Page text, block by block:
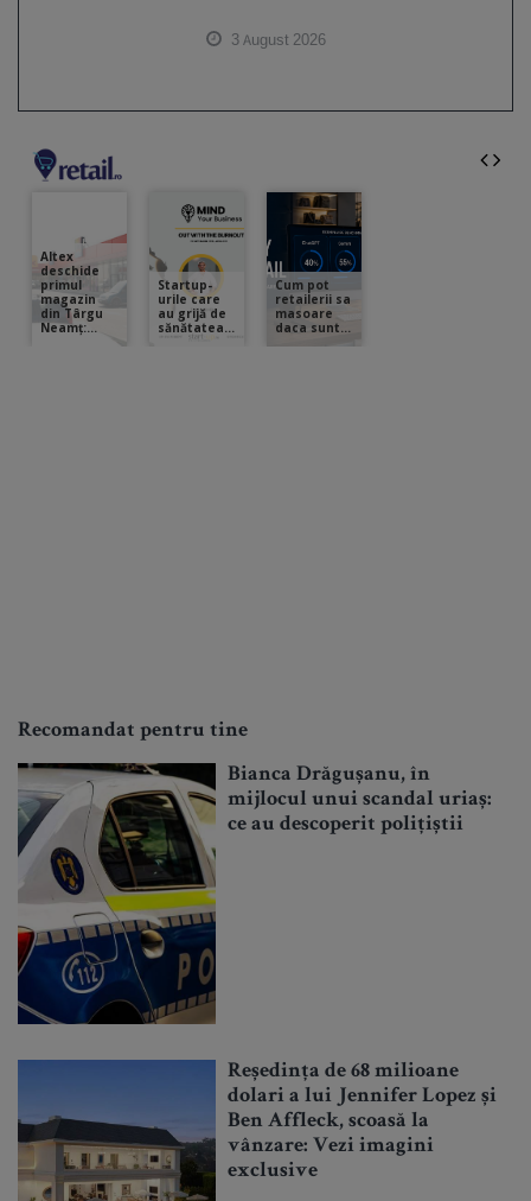
3 August 2026
Recomandat pentru tine
Bianca Drăgușanu, în
mijlocul unui scandal uriaș:
ce au descoperit polițiștii
Reședința de 68 milioane
dolari a lui Jennifer Lopez și
Ben Affleck, scoasă la
vânzare: Vezi imagini
exclusive